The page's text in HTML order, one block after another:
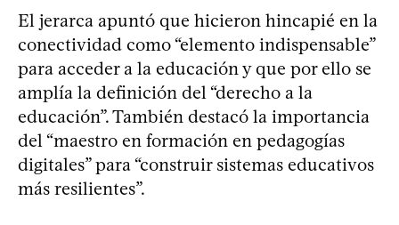
El jerarca apuntó que hicieron hincapié en la
conectividad como “elemento indispensable”
para acceder a la educación y que por ello se
amplía la definición del “derecho a la
educación”. También destacó la importancia
del “maestro en formación en pedagogías
digitales” para “construir sistemas educativos
más resilientes”.